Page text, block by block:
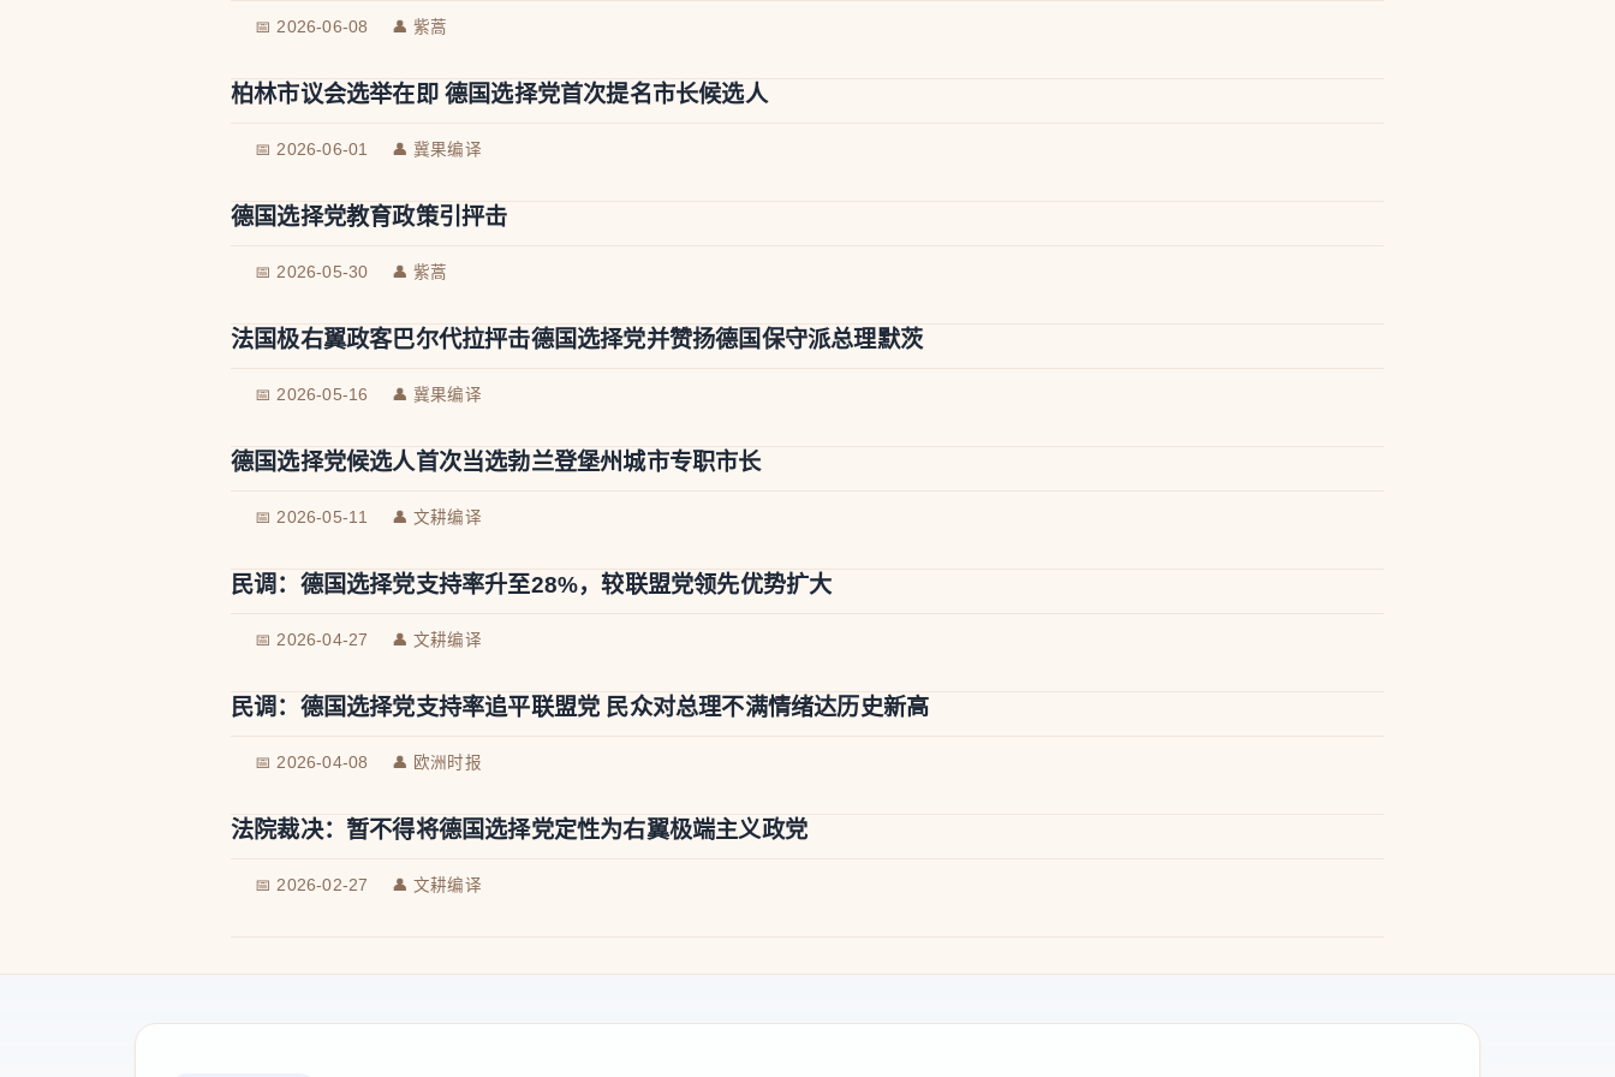
📅 2026-06-08 👤 紫蒿
柏林市议会选举在即 德国选择党首次提名市长候选人
📅 2026-06-01 👤 冀果编译
德国选择党教育政策引抨击
📅 2026-05-30 👤 紫蒿
法国极右翼政客巴尔代拉抨击德国选择党并赞扬德国保守派总理默茨
📅 2026-05-16 👤 冀果编译
德国选择党候选人首次当选勃兰登堡州城市专职市长
📅 2026-05-11 👤 文耕编译
民调：德国选择党支持率升至28%，较联盟党领先优势扩大
📅 2026-04-27 👤 文耕编译
民调：德国选择党支持率追平联盟党 民众对总理不满情绪达历史新高
📅 2026-04-08 👤 欧洲时报
法院裁决：暂不得将德国选择党定性为右翼极端主义政党
📅 2026-02-27 👤 文耕编译